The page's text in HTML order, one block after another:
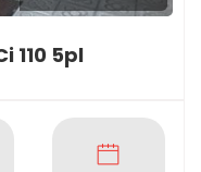
110 5pl